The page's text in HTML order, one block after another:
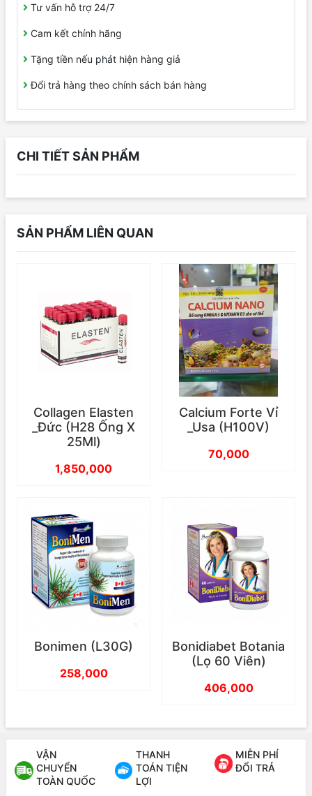
Tư vấn hỗ trợ 24/7
Cam kết chính hãng
Tặng tiền nếu phát hiện hàng giả
Đổi trả hàng theo chính sách bán hàng
CHI TIẾT SẢN PHẨM
SẢN PHẨM LIÊN QUAN
Collagen Elasten
_Đức (H28 Ống X
25Ml)
1,850,000
Calcium Forte Vỉ
_Usa (H100V)
70,000
Bonimen (L30G)
258,000
Bonidiabet Botania
(Lọ 60 Viên)
406,000
VẬN
CHUYỂN
TOÀN QUỐC
THANH
TOÁN TIỆN
LỢI
MIỄN PHÍ
ĐỔI TRẢ